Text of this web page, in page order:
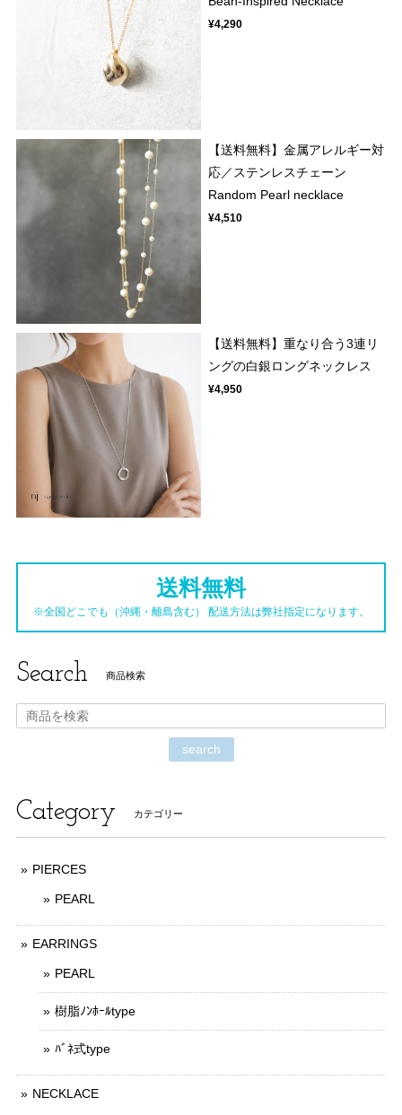
¥4,290
【送料無料】金属アレルギー対
応／ステンレスチェーン
Random Pearl necklace
¥4,510
【送料無料】重なり合う3連リ
ングの白銀ロングネックレス
¥4,950
送料無料
※全国どこでも（沖縄・離島含む） 配送方法は弊社指定になります。
Search 商品検索
search
Category カテゴリー
PIERCES
PEARL
EARRINGS
PEARL
樹脂ﾉﾝﾎｰﾙtype
ﾊﾞﾈ式type
NECKLACE